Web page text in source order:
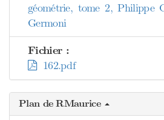
géométrie, tome 2, Philippe
Germoni
Fichier :
162.pdf
Plan de RMaurice